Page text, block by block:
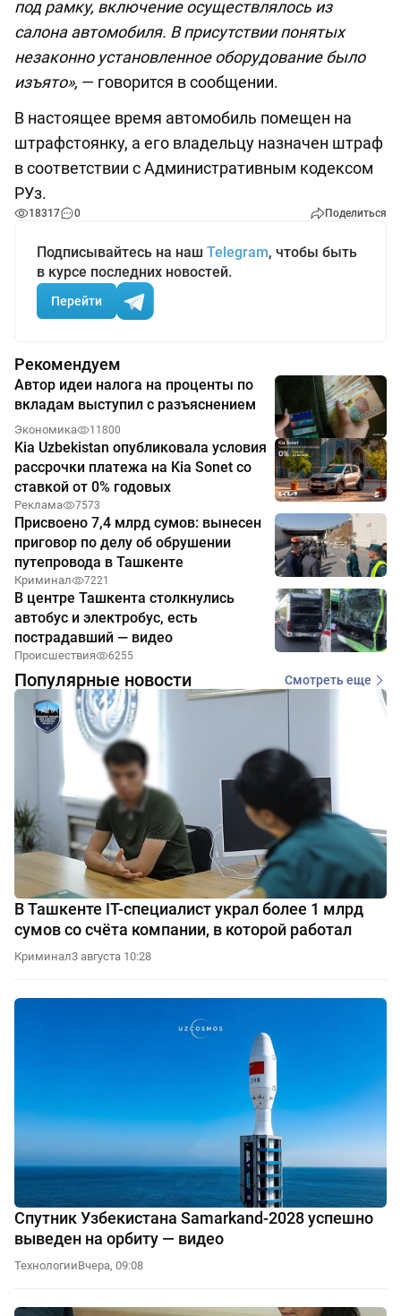
под рамку, включение осуществлялось из
салона автомобиля. В присутствии понятых
незаконно установленное оборудование было
изъято», — говорится в сообщении.
В настоящее время автомобиль помещен на
штрафстоянку, а его владельцу назначен штраф
в соответствии с Административным кодексом
РУз.
18317 0 Поделиться
Подписывайтесь на наш Telegram, чтобы быть
в курсе последних новостей.
Перейти
Рекомендуем
Автор идеи налога на проценты по
вкладам выступил с разъяснением
Экономика 11800
Kia Uzbekistan опубликовала условия
рассрочки платежа на Kia Sonet со
ставкой от 0% годовых
Реклама 7573
Присвоено 7,4 млрд сумов: вынесен
приговор по делу об обрушении
путепровода в Ташкенте
Криминал 7221
В центре Ташкента столкнулись
автобус и электробус, есть
пострадавший — видео
Происшествия 6255
Популярные новости Смотреть еще
В Ташкенте IT-специалист украл более 1 млрд
сумов со счёта компании, в которой работал
Криминал3 августа 10:28
Спутник Узбекистана Samarkand-2028 успешно
выведен на орбиту — видео
ТехнологииВчера, 09:08